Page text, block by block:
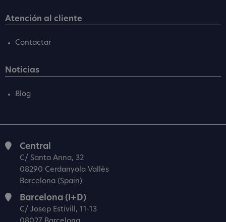
Atención al cliente
Contactar
Noticias
Blog
Central
C/ Santa Anna, 32
08290 Cerdanyola Vallès
Barcelona (Spain)
Barcelona (I+D)
C/ Josep Estivill, 11-13